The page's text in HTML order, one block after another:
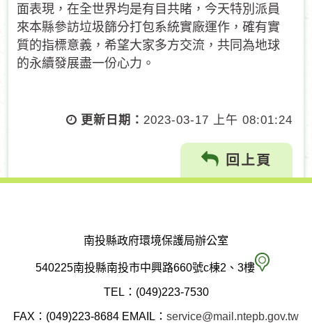
面表現，在全世界均是有目共睹，今天特別派員
來本縣參訪垃圾篩分打包系統實廠運作，確有實
質的指標意義，希望大家多方交流，共同為地球
的永續發展盡一份心力。
更新日期： 2023-03-17 上午 08:01:24
回上頁
南投縣政府環境保護局辦公室
540225南投縣南投市中興路660號c棟2、3樓 南
縣
TEL：(049)223-7530
FAX：(049)223-8684 EMAIL： service@mail.ntepb.gov.tw